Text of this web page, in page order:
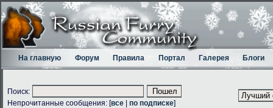
На главную Форум Правила Портал Галерея Блоги
Поиск:
Непрочитанные сообщения: [все по подписке]